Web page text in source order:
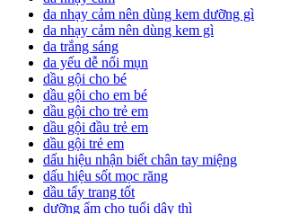
da nhạy cảm nên dùng kem dưỡng gì
da nhạy cảm nên dùng kem gì
da trắng sáng
da yếu dễ nổi mụn
dầu gội cho bé
dầu gội cho em bé
dầu gội cho trẻ em
dầu gội đầu trẻ em
dầu gội trẻ em
dấu hiệu nhận biết chân tay miệng
dấu hiệu sốt mọc răng
dầu tẩy trang tốt
dưỡng ẩm cho tuổi dậy thì